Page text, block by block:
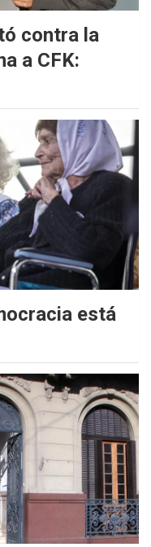
contra la
a CFK:
está